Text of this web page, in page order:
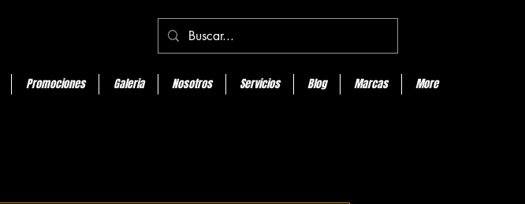
Promociones Galeria Nosotros Servicios Blog Marcas More